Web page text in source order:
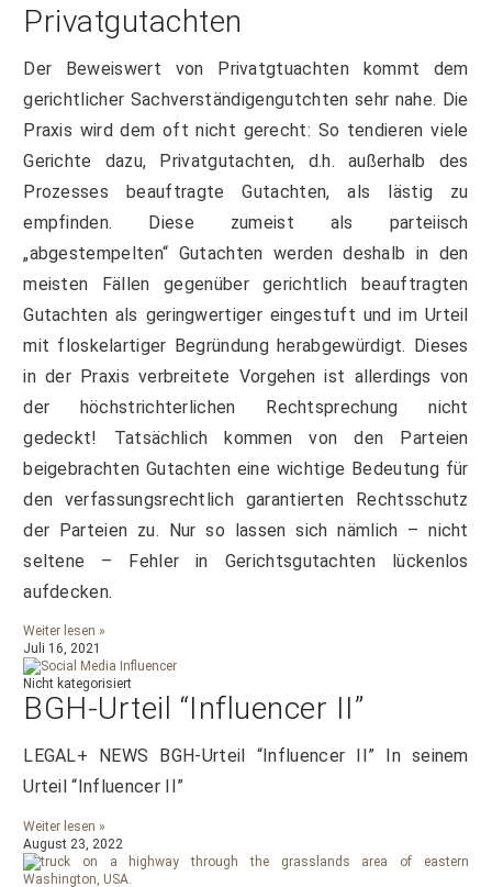
Privatgutachten
Der Beweiswert von Privatgtuachten kommt dem
gerichtlicher Sachverständigengutchten sehr nahe. Die
Praxis wird dem oft nicht gerecht: So tendieren viele
Gerichte dazu, Privatgutachten, d.h. außerhalb des
Prozesses beauftragte Gutachten, als lästig zu
empfinden. Diese zumeist als parteiisch
„abgestempelten“ Gutachten werden deshalb in den
meisten Fällen gegenüber gerichtlich beauftragten
Gutachten als geringwertiger eingestuft und im Urteil
mit floskelartiger Begründung herabgewürdigt. Dieses
in der Praxis verbreitete Vorgehen ist allerdings von
der höchstrichterlichen Rechtsprechung nicht
gedeckt! Tatsächlich kommen von den Parteien
beigebrachten Gutachten eine wichtige Bedeutung für
den verfassungsrechtlich garantierten Rechtsschutz
der Parteien zu. Nur so lassen sich nämlich – nicht
seltene – Fehler in Gerichtsgutachten lückenlos
aufdecken.
Weiter lesen »
Juli 16, 2021
Nicht kategorisiert
BGH-Urteil “Influencer II”
LEGAL+ NEWS BGH-Urteil “Influencer II” In seinem
Urteil “Influencer II”
Weiter lesen »
August 23, 2022